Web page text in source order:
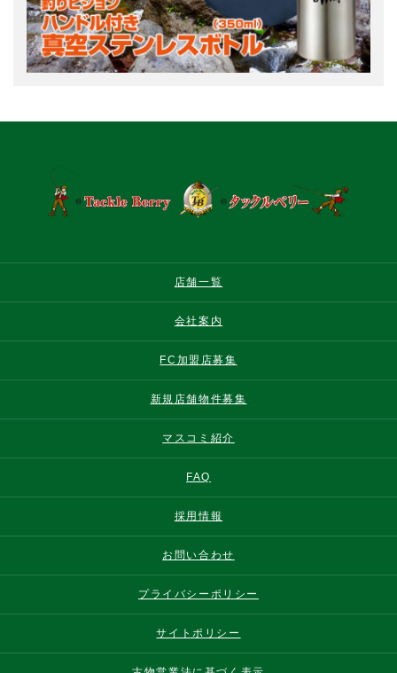
店舗一覧
会社案内
FC加盟店募集
新規店舗物件募集
マスコミ紹介
FAQ
採用情報
お問い合わせ
プライバシーポリシー
サイトポリシー